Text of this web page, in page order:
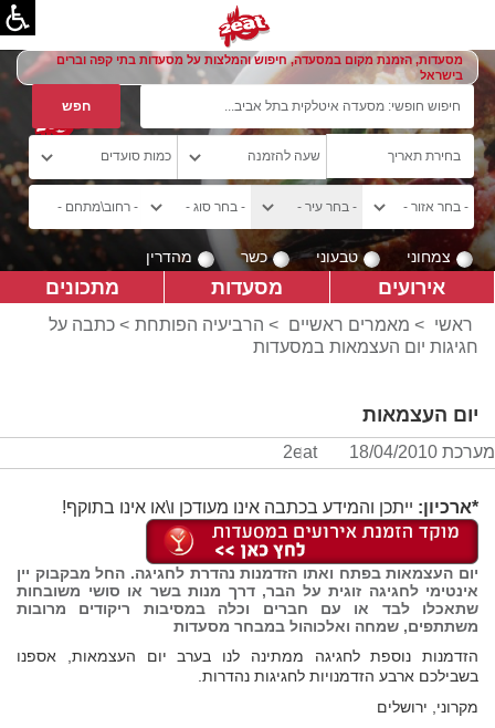
מסעדות, הזמנת מקום במסעדה, חיפוש והמלצות על מסעדות בתי קפה וברים
בישראל
צמחוני טבעוני כשר מהדרין
אירועים מסעדות מתכונים
ראשי > מאמרים ראשיים > הרביעיה הפותחת > כתבה על
חגיגות יום העצמאות במסעדות
יום העצמאות
מערכת 2eat 18/04/2010
*ארכיון: ייתכן והמידע בכתבה אינו מעודכן ו\או אינו בתוקף!
יום העצמאות בפתח ואתו הזדמנות נהדרת לחגיגה. החל מבקבוק יין
אינטימי לחגיגה זוגית על הבר, דרך מנות בשר או סושי משובחות
שתאכלו לבד או עם חברים וכלה במסיבות ריקודים מרובות
משתתפים, שמחה ואלכוהול במבחר מסעדות
הזדמנות נוספת לחגיגה ממתינה לנו בערב יום העצמאות, אספנו
בשבילכם ארבע הזדמנויות לחגיגות נהדרות.
מקרוני, ירושלים